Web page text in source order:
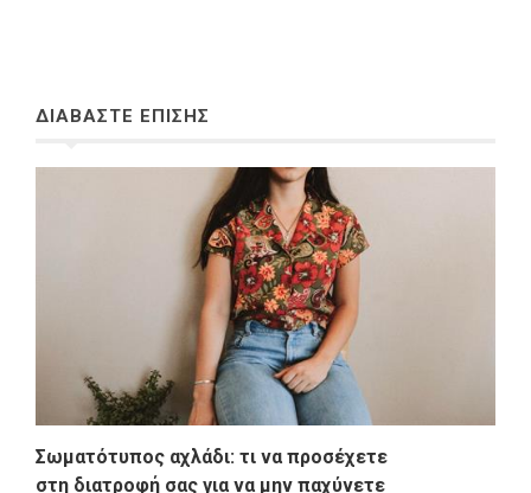
ΔΙΑΒΑΣΤΕ ΕΠΙΣΗΣ
Σωματότυπος αχλάδι: τι να προσέχετε
στη διατροφή σας για να μην παχύνετε